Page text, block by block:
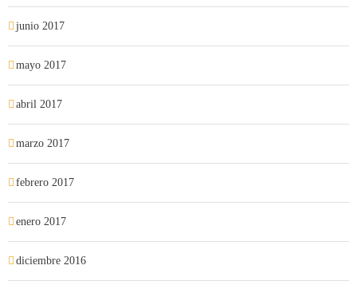
junio 2017
mayo 2017
abril 2017
marzo 2017
febrero 2017
enero 2017
diciembre 2016